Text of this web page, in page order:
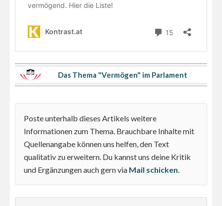
Das Thema "Vermögen" im Parlament
Poste unterhalb dieses Artikels weitere
Informationen zum Thema. Brauchbare Inhalte mit
Quellenangabe können uns helfen, den Text
qualitativ zu erweitern. Du kannst uns deine Kritik
und Ergänzungen auch gern via Mail schicken.